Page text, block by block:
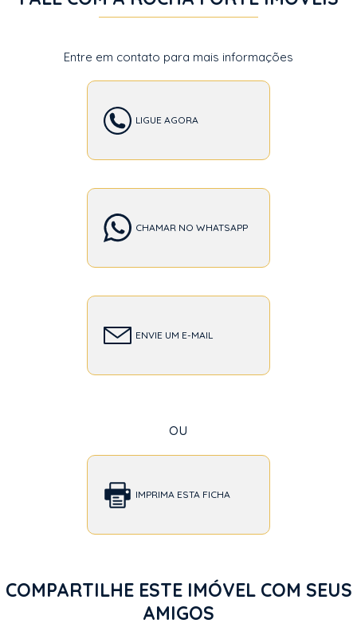
Entre em contato para mais informações
LIGUE AGORA
CHAMAR NO WHATSAPP
ENVIE UM E-MAIL
ou
IMPRIMA ESTA FICHA
COMPARTILHE ESTE IMÓVEL COM SEUS
AMIGOS